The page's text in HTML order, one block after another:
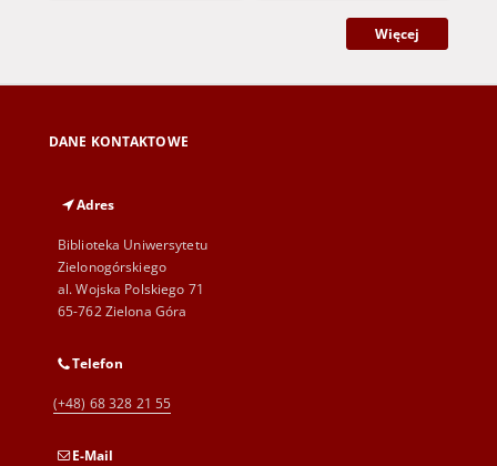
Więcej
DANE KONTAKTOWE
Adres
Biblioteka Uniwersytetu
Zielonogórskiego
al. Wojska Polskiego 71
65-762 Zielona Góra
Telefon
(+48) 68 328 21 55
E-Mail